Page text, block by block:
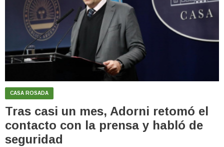
CASA ROSADA
Tras casi un mes, Adorni retomó el
contacto con la prensa y habló de
seguridad